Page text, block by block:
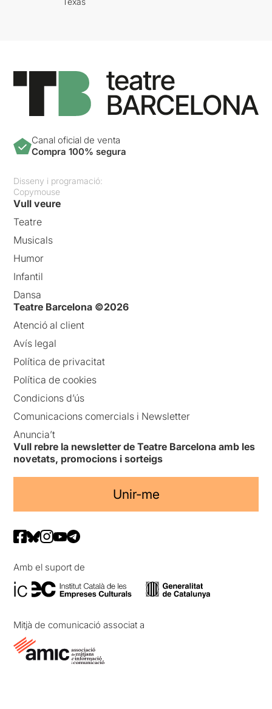
Canal oficial de venta
Compra 100% segura
Disseny i programació:
Copymouse
Vull veure
Teatre
Musicals
Humor
Infantil
Dansa
Teatre Barcelona ©2026
Atenció al client
Avís legal
Política de privacitat
Política de cookies
Condicions d’ús
Comunicacions comercials i Newsletter
Anuncia’t
Vull rebre la newsletter de Teatre Barcelona amb les
novetats, promocions i sorteigs
Unir-me
Amb el suport de
Mitjà de comunicació associat a